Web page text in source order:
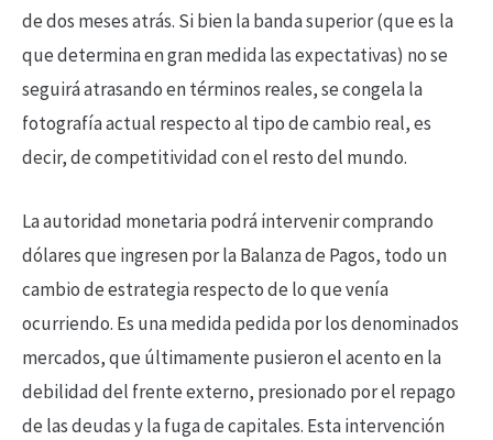
de dos meses atrás. Si bien la banda superior (que es la
que determina en gran medida las expectativas) no se
seguirá atrasando en términos reales, se congela la
fotografía actual respecto al tipo de cambio real, es
decir, de competitividad con el resto del mundo.
La autoridad monetaria podrá intervenir comprando
dólares que ingresen por la Balanza de Pagos, todo un
cambio de estrategia respecto de lo que venía
ocurriendo. Es una medida pedida por los denominados
mercados, que últimamente pusieron el acento en la
debilidad del frente externo, presionado por el repago
de las deudas y la fuga de capitales. Esta intervención